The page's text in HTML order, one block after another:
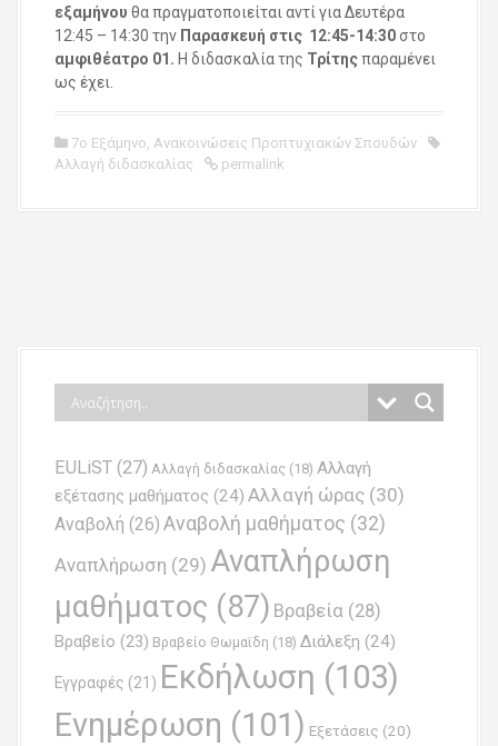
εξαμήνου θα πραγματοποιείται αντί για Δευτέρα
12:45 – 14:30 την Παρασκευή στις 12:45-14:30στο
αμφιθέατρο 01. Η διδασκαλία της Τρίτηςπαραμένει
ως έχει.
7ο Εξάμηνο, Ανακοινώσεις Προπτυχιακών Σπουδών
Αλλαγή διδασκαλίας
permalink
EULiST (27) Αλλαγή διδασκαλίας (18) Αλλαγή
εξέτασης μαθήματος (24) Αλλαγή ώρας (30)
Αναβολή (26) Αναβολή μαθήματος (32)
Αναπλήρωση (29) Αναπλήρωση
μαθήματος (87) Βραβεία (28)
Βραβείο (23) Βραβείο Θωμαϊδη (18) Διάλεξη (24)
Εγγραφές (21) Εκδήλωση (103)
Ενημέρωση (101) Εξετάσεις (20)